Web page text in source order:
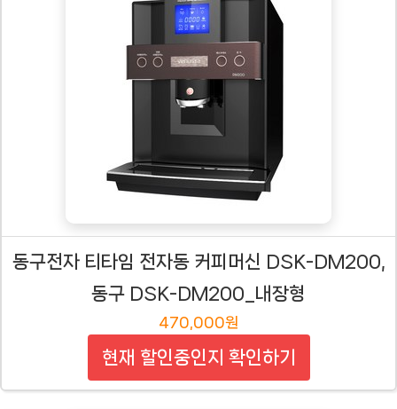
동구전자 티타임 전자동 커피머신 DSK-DM200,
동구 DSK-DM200_내장형
470,000원
현재 할인중인지 확인하기